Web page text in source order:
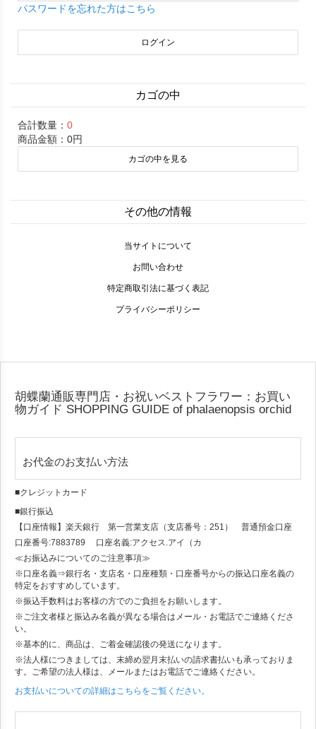
パスワードを忘れた方はこちら
カゴの中
合計数量： 0
商品金額： 0円
カゴの中を見る
その他の情報
当サイトについて
お問い合わせ
特定商取引法に基づく表記
プライバシーポリシー
胡蝶蘭通販専門店・お祝いベストフラワー：お買い
物ガイド SHOPPING GUIDE of phalaenopsis orchid
お代金のお支払い方法
■クレジットカード
■銀行振込
【口座情報】楽天銀行 第一営業支店（支店番号：251） 普通預金口座
口座番号:7883789 口座名義:アクセス.アイ（カ
≪お振込みについてのご注意事項≫
※口座名義⇒銀行名・支店名・口座種類・口座番号からの振込口座名義の
特定をおすすめしています。
※振込手数料はお客様の方でのご負担をお願いします。
※ご注文者様と振込み名義が異なる場合はメール・お電話でご連絡くださ
い。
※基本的に、商品は、ご着金確認後の発送になります。
※法人様につきましては、末締め翌月末払いの請求書払いも承っておりま
す。ご希望の法人様は、メールまたはお電話でご連絡ください。
お支払いについての詳細はこちらをご覧ください。